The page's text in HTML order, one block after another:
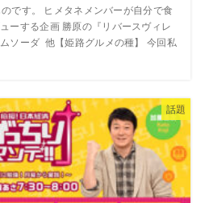
です。 ヒメタネメンバーが自分で食
ーする企画 勝原の『リバースヴィレ
ソーダ 他【姫路グルメの種】 今回私
話題